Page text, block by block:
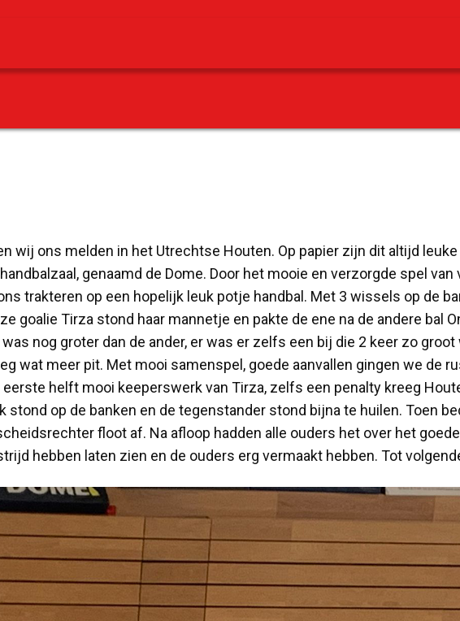
wij ons melden in het Utrechtse Houten. Op papier zijn dit altijd
genaamd de Dome. Door het mooie en verzorgde spel
trakteren op een hopelijk leuk potje handbal. Met 3 wissels op de
goalie Tirza stond haar mannetje en pakte de ene na de andere bal
nog groter dan de ander, er was er zelfs een bij die 2 keer zo groot
wat meer pit. Met mooi samenspel, goede aanvallen gingen we de
helft mooi keeperswerk van Tirza, zelfs een penalty kreeg
stond op de banken en de tegenstander stond bijna te huilen. Toen
floot af. Na afloop hadden alle ouders het over het
hebben laten zien en de ouders erg vermaakt hebben. Tot